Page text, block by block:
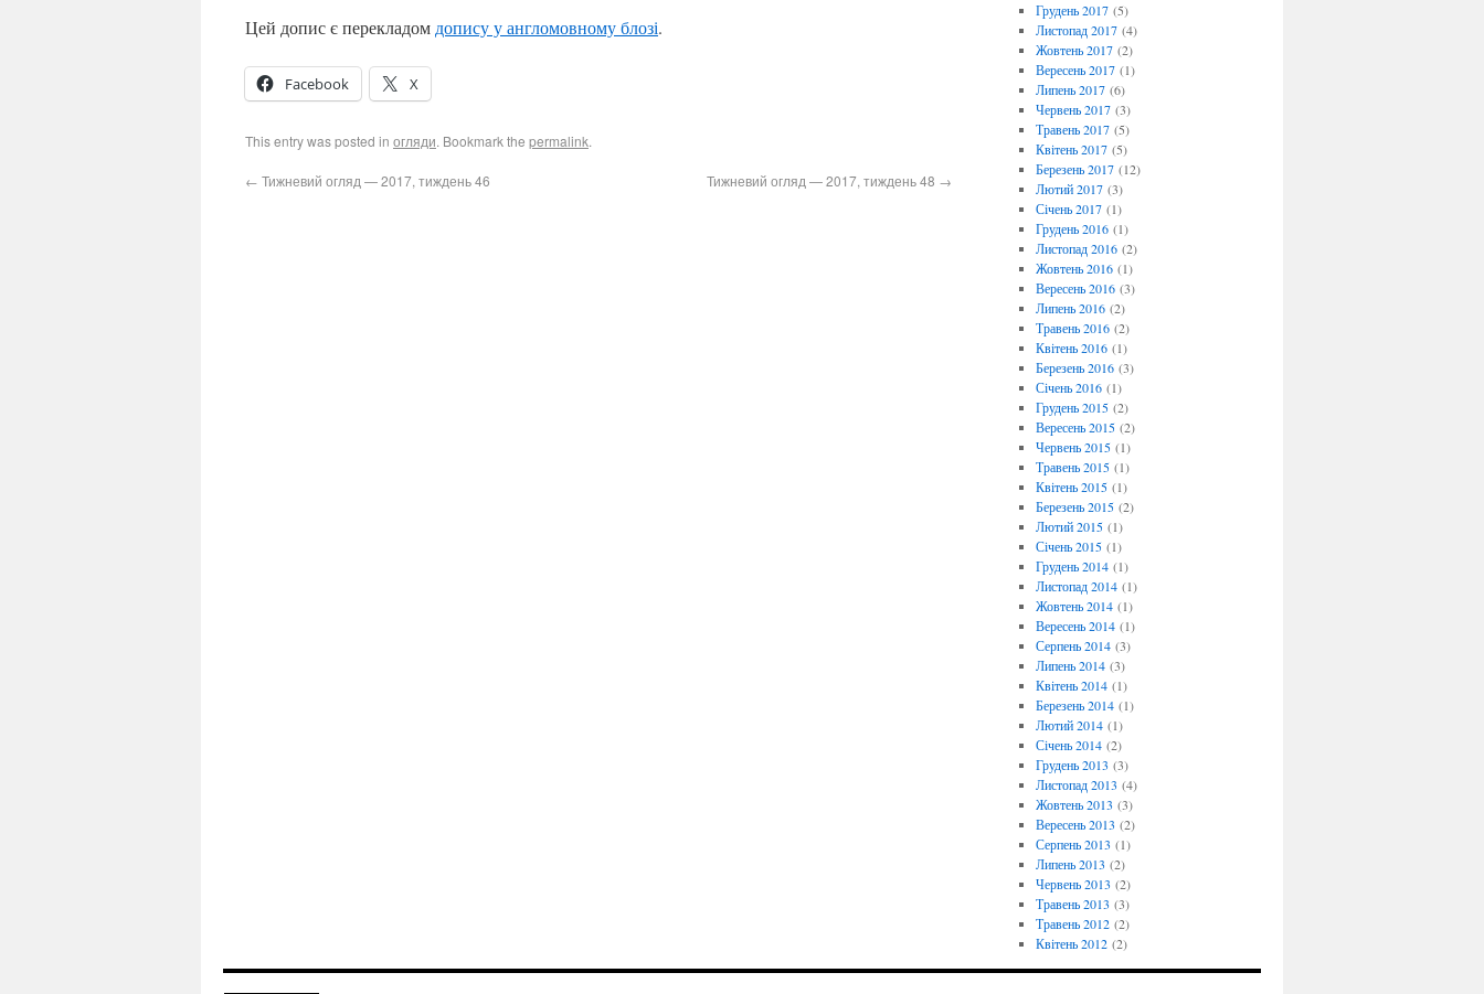
Цей допис є перекладом допису у англомовному блозі.
Facebook X
This entry was posted in огляди. Bookmark the permalink.
← Тижневий огляд — 2017, тиждень 46 Тижневий огляд — 2017, тиждень 48 →
Грудень 2017(5)
Листопад 2017(4)
Жовтень 2017(2)
Вересень 2017(1)
Липень 2017(6)
Червень 2017(3)
Травень 2017(5)
Квітень 2017(5)
Березень 2017(12)
Лютий 2017(3)
Січень 2017(1)
Грудень 2016(1)
Листопад 2016(2)
Жовтень 2016(1)
Вересень 2016(3)
Липень 2016(2)
Травень 2016(2)
Квітень 2016(1)
Березень 2016(3)
Січень 2016(1)
Грудень 2015(2)
Вересень 2015(2)
Червень 2015(1)
Травень 2015(1)
Квітень 2015(1)
Березень 2015(2)
Лютий 2015(1)
Січень 2015(1)
Грудень 2014(1)
Листопад 2014(1)
Жовтень 2014(1)
Вересень 2014(1)
Серпень 2014(3)
Липень 2014(3)
Квітень 2014(1)
Березень 2014(1)
Лютий 2014(1)
Січень 2014(2)
Грудень 2013 (3)
Листопад 2013 (4)
Жовтень 2013 (3)
Вересень 2013 (2)
Серпень 2013 (1)
Липень 2013 (2)
Червень 2013 (2)
Травень 2013 (3)
Травень 2012(2)
Квітень 2012(2)